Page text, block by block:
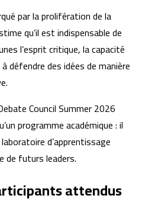
par la prolifération de la
qu’il est indispensable de
l’esprit critique, la capacité
défendre des idées de manière
Council Summer 2026
programme académique : il
d’apprentissage
de futurs leaders.
attendus